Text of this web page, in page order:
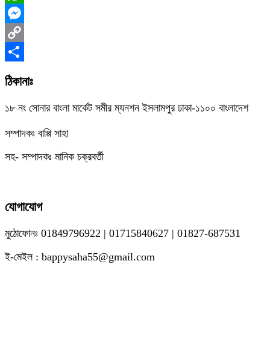
WhatsApp
Messenger
Copy
Link
Share
ঠিকানাঃ
১৮ নং সোনার বাংলা মার্কেট সমীর ম্যনশন ইসলামপুর ঢাকা-১১০০ বাংলাদেশ
সম্পাদকঃ বাপ্পি সাহা
সহ- সম্পাদকঃ মানিক চক্রবর্তী
যোগাযোগ
মুঠোফোনঃ 01849796922 | 01715840627 | 01827-687531
ই-মেইল : bappysaha55@gmail.com